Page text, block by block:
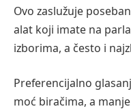
Ovo zaslužuje
alat koji imate na
izborima, a često i
Preferencijalno
moć biračima, a